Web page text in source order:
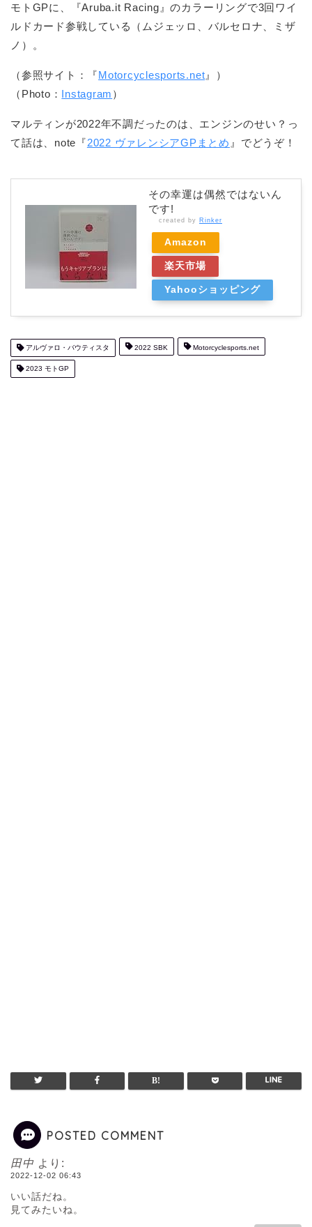
モトGPに、『Aruba.it Racing』のカラーリングで3回ワイ
ルドカード参戦している（ムジェッロ、バルセロナ、ミザ
ノ）。
（参照サイト：『Motorcyclesports.net 』）
（Photo： Instagram ）
マルティンが2022年不調だったのは、エンジンのせい？っ
て話は、note『2022 ヴァレンシアGPまとめ 』でどうぞ！
その幸運は偶然ではないん
です!
created by Rinker
Amazon
楽天市場
Yahooショッピング
アルヴァロ・バウティスタ 2022 SBK Motorcyclesports.net
2023 モトGP
POSTED COMMENT
田中 より:
2022-12-02 06:43
いい話だね。
見てみたいね。